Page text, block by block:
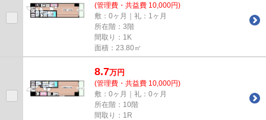
(管理費・共益費 10,000円)
敷：0ヶ月｜礼：1ヶ月
所在階：3階
間取り：1K
面積：23.80㎡
8.7万円
(管理費・共益費 10,000円)
敷：0ヶ月｜礼：0ヶ月
所在階：10階
間取り：1R